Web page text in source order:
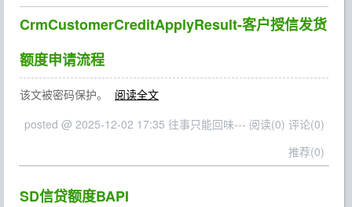
CrmCustomerCreditApplyResult-客户授信发货
额度申请流程
该文被密码保护。
阅读全文
posted @ 2025-12-02 17:35 往事只能回味--- 阅读(0) 评论(0)
推荐(0)
SD信贷额度BAPI